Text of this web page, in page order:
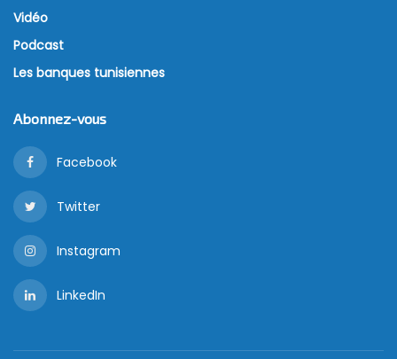
Vidéo
Podcast
Les banques tunisiennes
Abonnez-vous
Facebook
Twitter
Instagram
LinkedIn